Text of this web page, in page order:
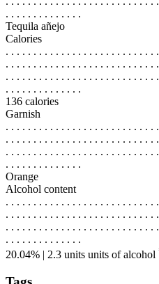
. . . . . . . . . . . . . .
Tequila añejo
Calories
. . . . . . . . . . . . . . . . . . . . . . . . . . .
. . . . . . . . . . . . . . . . . . . . . . . . . . .
. . . . . . . . . . . . . . . . . . . . . . . . . . .
. . . . . . . . . . . . . .
136 calories
Garnish
. . . . . . . . . . . . . . . . . . . . . . . . . . .
. . . . . . . . . . . . . . . . . . . . . . . . . . .
. . . . . . . . . . . . . . . . . . . . . . . . . . .
. . . . . . . . . . . . . .
Orange
Alcohol content
. . . . . . . . . . . . . . . . . . . . . . . . . . .
. . . . . . . . . . . . . . . . . . . . . . . . . . .
. . . . . . . . . . . . . . . . . . . . . . . . . . .
. . . . . . . . . . . . . .
20.04% | 2.3 units units of alcohol